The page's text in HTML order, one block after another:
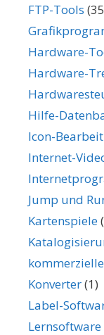
FTP-Tools
Hardware-
Hardware-
Hilfe-
Icon-
Internet-
Jump und
Kartenspiele
Konverter(1)
Label-
Lernsoftware